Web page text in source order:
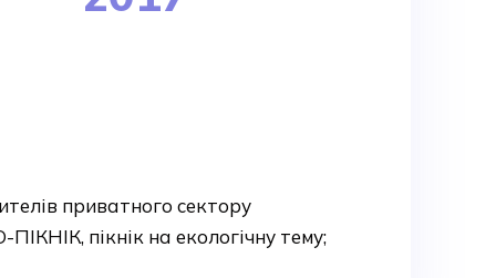
приватного сектору
пікнік на екологічну тему;